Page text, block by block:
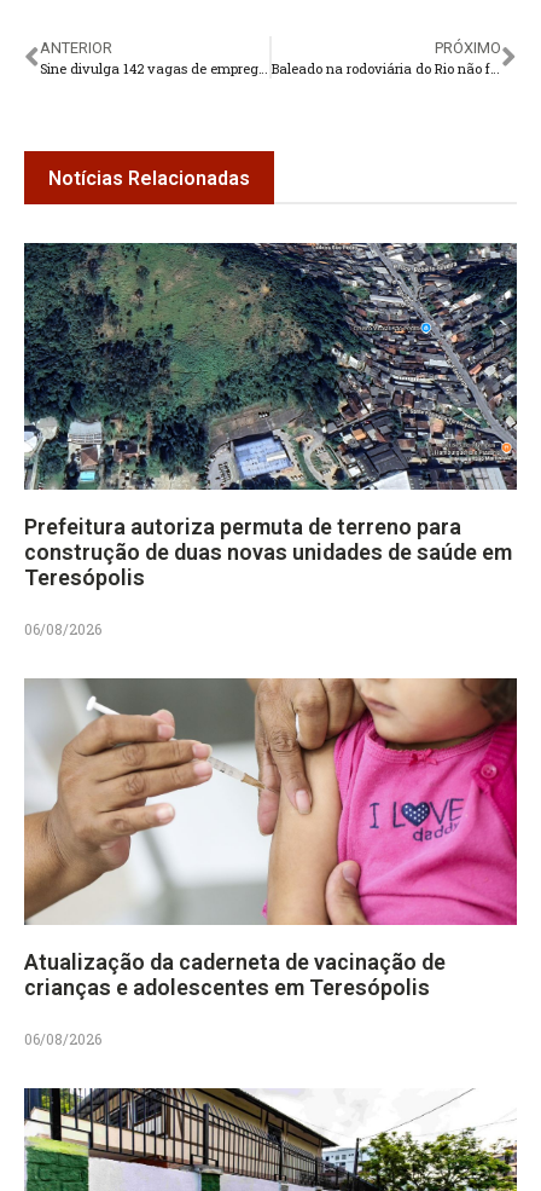
ANTERIOR
PRÓXIMO
Notícias Relacionadas
Prefeitura autoriza permuta de terreno para
construção de duas novas unidades de saúde em
Teresópolis
06/08/2026
Atualização da caderneta de vacinação de
crianças e adolescentes em Teresópolis
06/08/2026